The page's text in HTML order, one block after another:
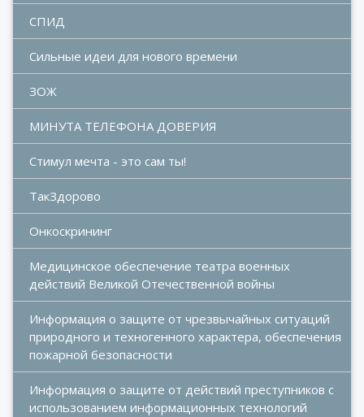
СПИД
Сильные идеи для нового времени
ЗОЖ
МИНУТА ТЕЛЕФОНА ДОВЕРИЯ
Стимул мечта - это сам ты!
ТакЗдорово
Онкоскрининг
Медицинское обеспечение театра военных
действий Великой Отечественной войны
Информация о защите от чрезвычайных ситуаций
природного и техногенного характера, обеспечения
пожарной безопасности
Информация о защите от действий преступников с
использованием информационных технологий